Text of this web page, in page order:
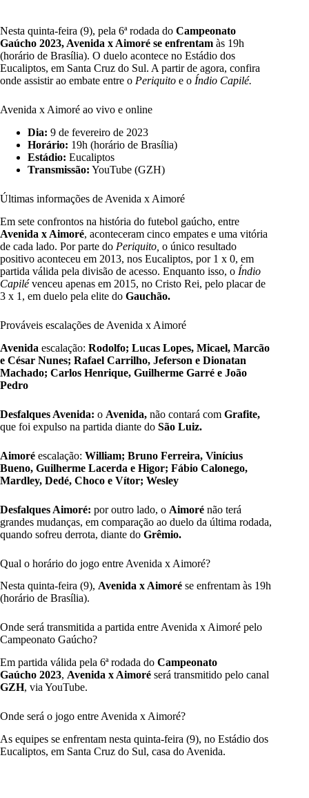
Nesta quinta-feira (9), pela 6ª rodada do Campeonato
Gaúcho 2023, Avenida x Aimoré se enfrentam às 19h
(horário de Brasília). O duelo acontece no Estádio dos
Eucaliptos, em Santa Cruz do Sul. A partir de agora, confira
onde assistir ao embate entre o Periquito e o Índio Capilé.
Avenida x Aimoré ao vivo e online
Dia: 9 de fevereiro de 2023
Horário: 19h (horário de Brasília)
Estádio: Eucaliptos
Transmissão: YouTube (GZH)
Últimas informações de Avenida x Aimoré
Em sete confrontos na história do futebol gaúcho, entre
Avenida x Aimoré, aconteceram cinco empates e uma vitória
de cada lado. Por parte do Periquito, o único resultado
positivo aconteceu em 2013, nos Eucaliptos, por 1 x 0, em
partida válida pela divisão de acesso. Enquanto isso, o Índio
Capilévenceu apenas em 2015, no Cristo Rei, pelo placar de
3 x 1, em duelo pela elite do Gauchão.
Prováveis escalações de Avenida x Aimoré
Avenida escalação: Rodolfo; Lucas Lopes, Micael, Marcão
e César Nunes; Rafael Carrilho, Jeferson e Dionatan
Machado; Carlos Henrique, Guilherme Garré e João
Pedro
Desfalques Avenida: o Avenida, não contará com Grafite,
que foi expulso na partida diante do São Luiz.
Aimoré escalação: William; Bruno Ferreira, Vinícius
Bueno, Guilherme Lacerda e Higor; Fábio Calonego,
Mardley, Dedé, Choco e Vítor; Wesley
Desfalques Aimoré: por outro lado, o Aimoré não terá
grandes mudanças, em comparação ao duelo da última rodada,
quando sofreu derrota, diante do Grêmio.
Qual o horário do jogo entre Avenida x Aimoré?
Nesta quinta-feira (9), Avenida x Aimoré se enfrentam às 19h
(horário de Brasília).
Onde será transmitida a partida entre Avenida x Aimoré pelo
Campeonato Gaúcho?
Em partida válida pela 6ª rodada do Campeonato
Gaúcho 2023, Avenida x Aimoré será transmitido pelo canal
GZH, via YouTube.
Onde será o jogo entre Avenida x Aimoré?
As equipes se enfrentam nesta quinta-feira (9), no Estádio dos
Eucaliptos, em Santa Cruz do Sul, casa do Avenida.